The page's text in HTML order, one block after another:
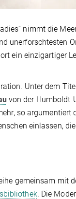
nimmt die
unerforschtesten
ein einzigartiger
Unter dem
von der Humboldt-
so argumentiert
einlassen,
gemeinsam mit
. Die